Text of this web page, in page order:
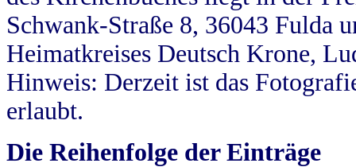
Schwank-Straße 8, 36043 Fulda
Heimatkreises Deutsch Krone,
Hinweis: Derzeit ist das
erlaubt.
Die Reihenfolge der Einträge